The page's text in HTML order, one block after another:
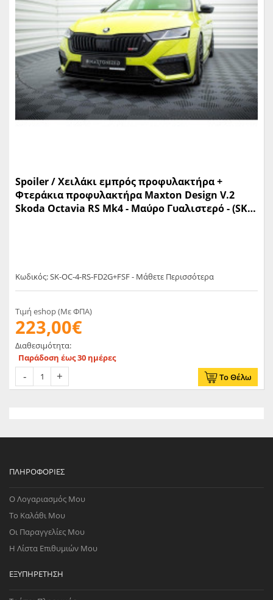
Spoiler / Χειλάκι εμπρός προφυλακτήρα +
Φτεράκια προφυλακτήρα Maxton Design V.2
Skoda Octavia RS Mk4 - Μαύρο Γυαλιστερό - (SK-
Κωδικός: SK-OC-4-RS-FD2G+FSF - Μάθετε Περισσότερα
Τιμή eshop (Με ΦΠΑ)
223,00€
Διαθεσιμότητα:
Παράδοση έως 30 ημέρες
Το Θέλω
ΠΛΗΡΟΦΟΡΊΕΣ
Ο Λογαριασμός Μου
Το Καλάθι Μου
Οι Παραγγελίες Μου
Η Λίστα Επιθυμιών Μου
ΕΞΥΠΗΡΈΤΗΣΗ